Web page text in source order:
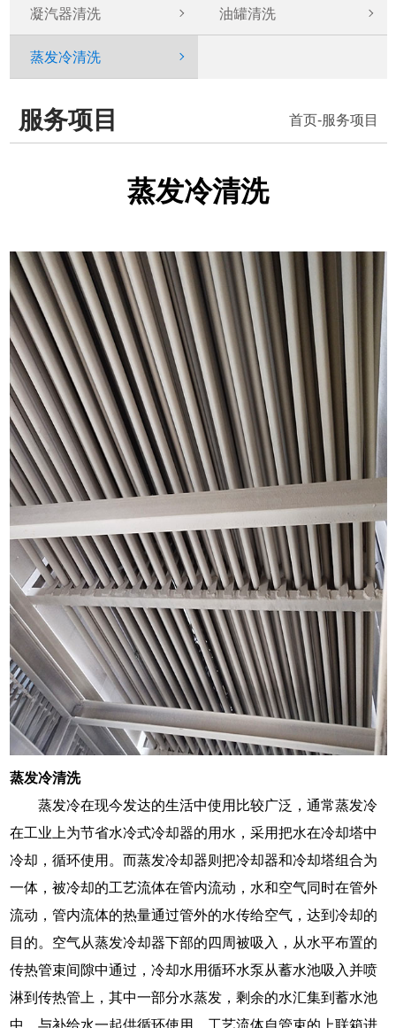
凝汽器清洗 油罐清洗
蒸发冷清洗
服务项目 首页-服务项目
蒸发冷清洗
蒸发冷清洗
蒸发冷在现今发达的生活中使用比较广泛，通常蒸发冷
在工业上为节省水冷式冷却器的用水，采用把水在冷却塔中
冷却，循环使用。而蒸发冷却器则把冷却器和冷却塔组合为
一体，被冷却的工艺流体在管内流动，水和空气同时在管外
流动，管内流体的热量通过管外的水传给空气，达到冷却的
目的。空气从蒸发冷却器下部的四周被吸入，从水平布置的
传热管束间隙中通过，冷却水用循环水泵从蓄水池吸入并喷
淋到传热管上，其中一部分水蒸发，剩余的水汇集到蓄水池